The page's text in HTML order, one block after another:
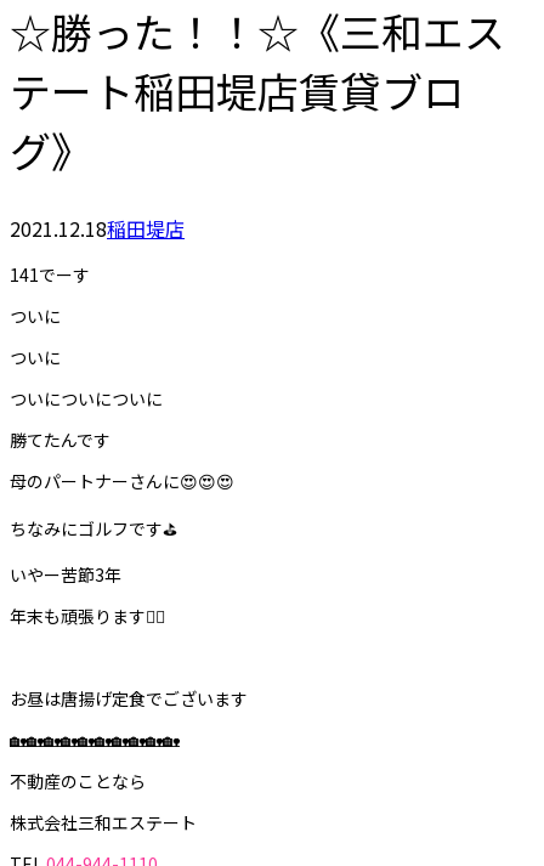
☆勝った！！☆《三和エス
テート稲田堤店賃貸ブロ
グ》
2021.12.18稲田堤店
141でーす
ついに
ついに
ついについについに
勝てたんです
母のパートナーさんに😍😍😍
ちなみにゴルフです⛳️
いやー苦節3年
年末も頑張ります🙆‍♂️
お昼は唐揚げ定食でございます
🏡🏡🏡🏡🏡🏡🏡🏡🏡🏡
不動産のことなら
株式会社三和エステート